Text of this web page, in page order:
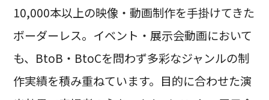
10,000本以上の映像・動画制作を手掛けてきた
ボーダーレス。イベント・展示会動画において
も、BtoB・BtoCを問わず多彩なジャンルの制
作実績を積み重ねています。目的に合わせた演